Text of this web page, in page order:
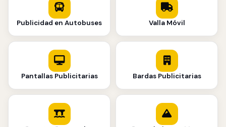
Publicidad en Autobuses Valla Móvil
Pantallas Publicitarias Bardas Publicitarias